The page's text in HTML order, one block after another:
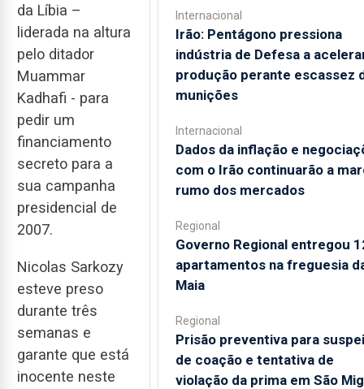
da Líbia –
liderada na altura
pelo ditador
Muammar
Kadhafi - para
pedir um
financiamento
secreto para a
sua campanha
presidencial de
2007.
Nicolas Sarkozy
esteve preso
durante três
semanas e
garante que está
inocente neste
Internacional
Irão: Pentágono pressiona
indústria de Defesa a
produção perante escassez
munições
Internacional
Dados da inflação e
com o Irão continuarão a
rumo dos mercados
Regional
Governo Regional entregou
apartamentos na freguesia
Maia
Regional
Prisão preventiva para
de coação e tentativa de
violação da prima em São